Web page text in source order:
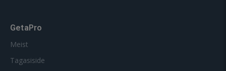
GetaPro
Meist
Tagasiside